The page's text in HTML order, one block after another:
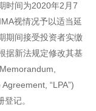
时间为2020年2月7
视情况予以适当延
期间接受投资者实缴
据新法规定修改其基
“LPA”)
记。